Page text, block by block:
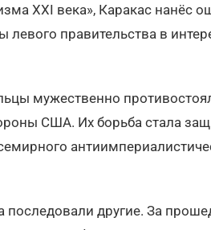
XXI века», Каракас нанёс
правительства в
мужественно
США. Их борьба стала
последовали другие. За